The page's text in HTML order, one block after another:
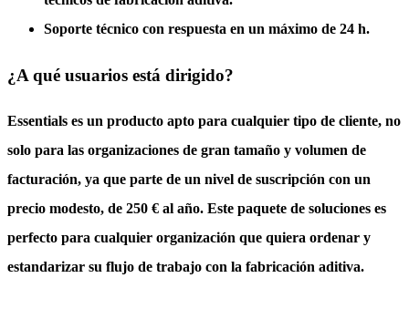
Soporte técnico con respuesta en un máximo de 24 h.
¿A qué usuarios está dirigido?
Essentials es un producto apto para cualquier tipo de cliente, no
solo para las organizaciones de gran tamaño y volumen de
facturación, ya que parte de un nivel de suscripción con un
precio modesto, de 250 € al año. Este paquete de soluciones es
perfecto para cualquier organización que quiera ordenar y
estandarizar su flujo de trabajo con la fabricación aditiva.